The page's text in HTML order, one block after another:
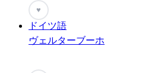
♥
ドイツ語
ヴェルターブーホ